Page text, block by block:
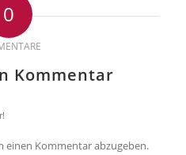
0
Kommentar
einen Kommentar abzugeben.